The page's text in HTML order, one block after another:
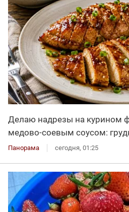
Делаю надрезы на курином
медово-соевым соусом:
Панорама сегодня, 01:25